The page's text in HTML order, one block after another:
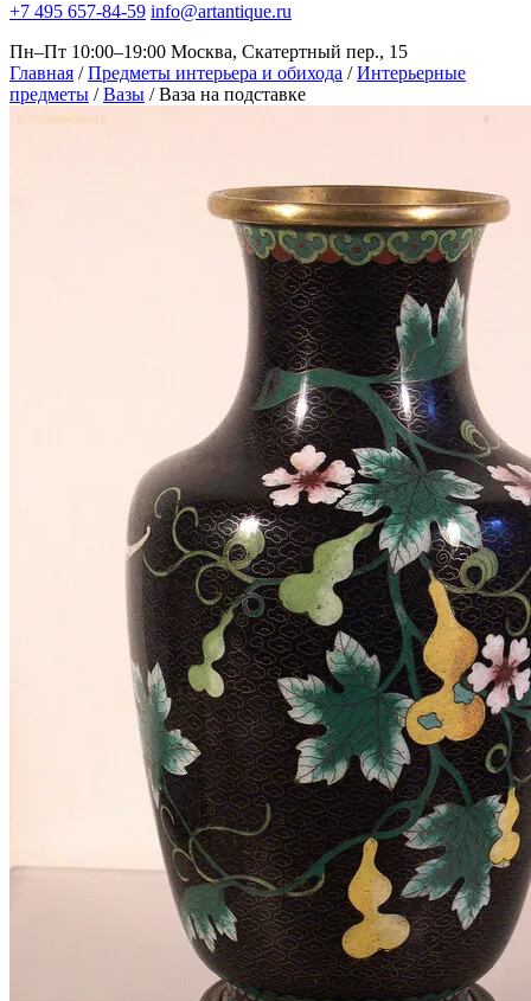
+7 495 657-84-59 info@artantique.ru
Пн–Пт 10:00–19:00 Москва, Скатертный пер., 15
Главная / Предметы интерьера и обихода / Интерьерные
предметы / Вазы / Ваза на подставке